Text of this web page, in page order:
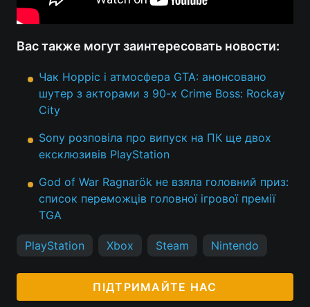
Вас также могут заинтересовать новости:
Чак Норріс і атмосфера GTA: анонсовано
шутер з акторами з 90-х Crime Boss: Rockay
City
Sony розповіла про випуск на ПК ще двох
ексклюзивів PlayStation
God of War Ragnarök не взяла головний приз:
список переможців головної ігрової премії
TGA
PlayStation Xbox Steam Nintendo
ПІДТРИМАЙТЕ НАС